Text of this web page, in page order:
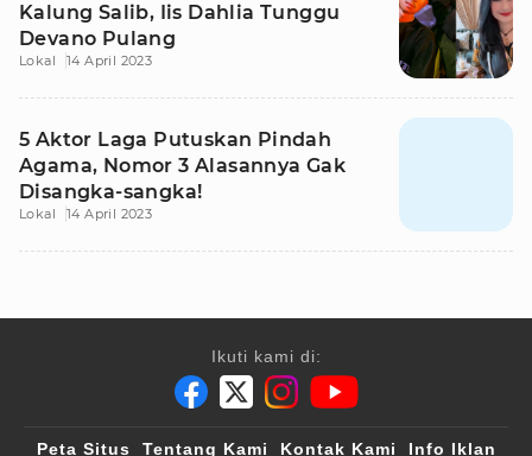
Kalung Salib, Iis Dahlia Tunggu
Devano Pulang
Lokal 14 April 2023
5 Aktor Laga Putuskan Pindah
Agama, Nomor 3 Alasannya Gak
Disangka-sangka!
Lokal 14 April 2023
Ikuti kami di:
Peta Situs Tentang Kami Kontak Kami Info Iklan